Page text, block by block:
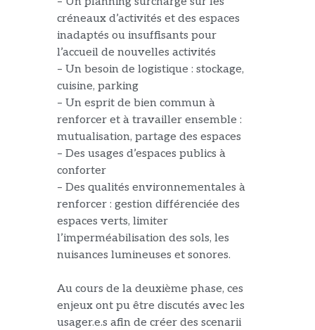
créneaux d’activités et des espaces
inadaptés ou insuffisants pour
l’accueil de nouvelles activités
– Un besoin de logistique : stockage,
cuisine, parking
– Un esprit de bien commun à
renforcer et à travailler ensemble :
mutualisation, partage des espaces
– Des usages d’espaces publics à
conforter
– Des qualités environnementales à
renforcer : gestion différenciée des
espaces verts, limiter
l’imperméabilisation des sols, les
nuisances lumineuses et sonores.
Au cours de la deuxième phase, ces
enjeux ont pu être discutés avec les
usager.e.s afin de créer des scenarii